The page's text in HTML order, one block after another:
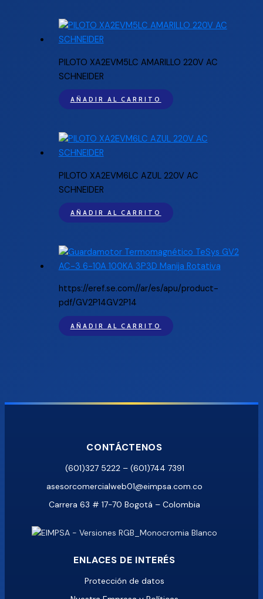
PILOTO XA2EVM5LC AMARILLO 220V AC
SCHNEIDER
AÑADIR AL CARRITO
PILOTO XA2EVM6LC AZUL 220V AC
SCHNEIDER
AÑADIR AL CARRITO
https://eref.se.com//ar/es/apu/product-
pdf/GV2P14GV2P14
AÑADIR AL CARRITO
CONTÁCTENOS
(601)327 5222 – (601)744 7391
asesorcomercialweb01@eimpsa.com.co
Carrera 63 # 17-70 Bogotá – Colombia
ENLACES DE INTERÉS
Protección de datos